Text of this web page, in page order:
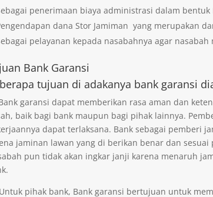
penerimaan biaya administrasi dalam bentuk
dana Stor Jamiman yang merupakan
pelayanan kepada nasabahnya agar
Bank Garansi
tujuan di adakanya bank garansi
garansi dapat memberikan rasa aman dan
baik bagi bank maupun bagi pihak lainnya.
dapat terlaksana. Bank sebagai pemberi
jaminan lawan yang di berikan benar dan
pun tidak akan ingkar janji karena menaruh
pihak bank, Bank garansi bertujuan untuk